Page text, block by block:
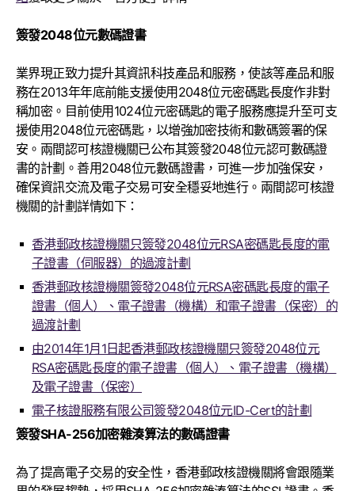
簽發2048位元數碼證書
業界現正致力提升其資訊科技產品和服務，使該等產品和服
務在2013年年底前能支援使用2048位元密碼匙長度作非對
稱加密。目前使用1024位元密碼匙的電子服務應提升至可支
援使用2048位元密碼匙，以增強加密技術和數碼簽署的保
安。兩間認可核證機關已公布其簽發2048位元認可數碼證
書的計劃。善用2048位元數碼證書，可進一步加強保安，
確保資訊交流及電子交易可安全穩妥地進行。兩間認可核證
機關的計劃詳情如下：
香港郵政核證機關只簽發2048位元RSA密碼匙長度的電
子證書（伺服器）的過渡計劃
香港郵政核證機關簽發2048位元RSA密碼匙長度的電子
證書（個人）、電子證書（機構）和電子證書（保密）的
過渡計劃
由2014年1月1日起香港郵政核證機關只簽發2048位元
RSA密碼匙長度的電子證書（個人）、電子證書（機構）
及電子證書（保密）
電子核證服務有限公司簽發2048位元ID-Cert的計劃
簽發SHA-256加密雜湊算法的數碼證書
為了提高電子交易的安全性，香港郵政核證機關將會跟隨業